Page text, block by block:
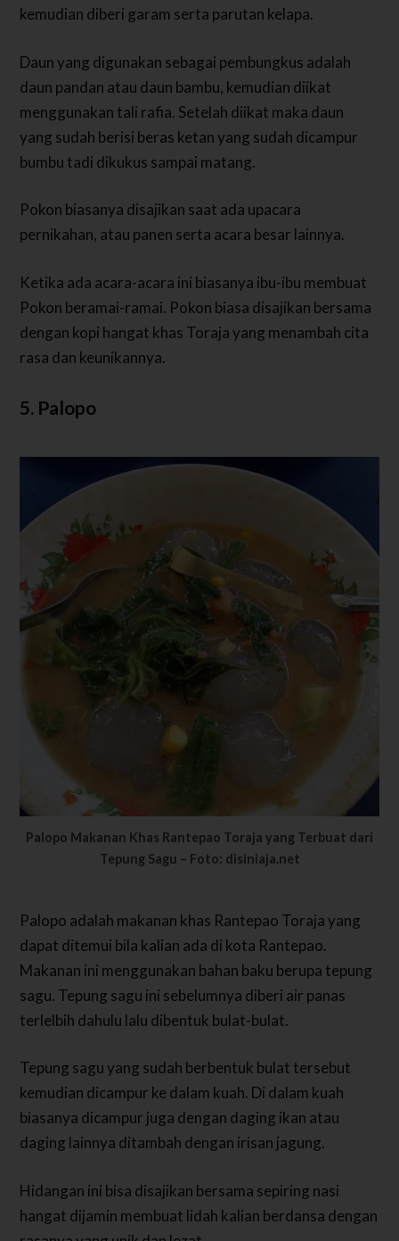
kemudian diberi garam serta parutan kelapa.
Daun yang digunakan sebagai pembungkus adalah
daun pandan atau daun bambu, kemudian diikat
menggunakan tali rafia. Setelah diikat maka daun
yang sudah berisi beras ketan yang sudah dicampur
bumbu tadi dikukus sampai matang.
Pokon biasanya disajikan saat ada upacara
pernikahan, atau panen serta acara besar lainnya.
Ketika ada acara-acara ini biasanya ibu-ibu membuat
Pokon beramai-ramai. Pokon biasa disajikan bersama
dengan kopi hangat khas Toraja yang menambah cita
rasa dan keunikannya.
5. Palopo
Palopo Makanan Khas Rantepao Toraja yang Terbuat dari
Tepung Sagu – Foto: disiniaja.net
Palopo adalah makanan khas Rantepao Toraja yang
dapat ditemui bila kalian ada di kota Rantepao.
Makanan ini menggunakan bahan baku berupa tepung
sagu. Tepung sagu ini sebelumnya diberi air panas
terlelbih dahulu lalu dibentuk bulat-bulat.
Tepung sagu yang sudah berbentuk bulat tersebut
kemudian dicampur ke dalam kuah. Di dalam kuah
biasanya dicampur juga dengan daging ikan atau
daging lainnya ditambah dengan irisan jagung.
Hidangan ini bisa disajikan bersama sepiring nasi
hangat dijamin membuat lidah kalian berdansa dengan